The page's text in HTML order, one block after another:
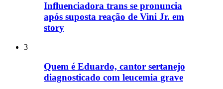
Influenciadora trans se pronuncia
após suposta reação de Vini Jr. em
story
3
Quem é Eduardo, cantor sertanejo
diagnosticado com leucemia grave